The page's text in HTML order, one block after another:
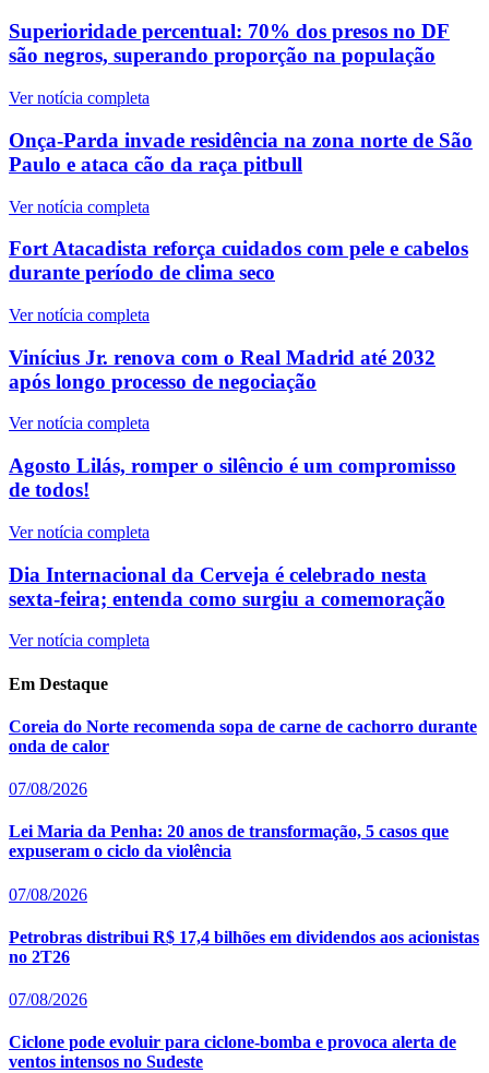
Superioridade percentual: 70% dos presos no DF
são negros, superando proporção na população
Ver notícia completa
Onça-Parda invade residência na zona norte de São
Paulo e ataca cão da raça pitbull
Ver notícia completa
Fort Atacadista reforça cuidados com pele e cabelos
durante período de clima seco
Ver notícia completa
Vinícius Jr. renova com o Real Madrid até 2032
após longo processo de negociação
Ver notícia completa
Agosto Lilás, romper o silêncio é um compromisso
de todos!
Ver notícia completa
Dia Internacional da Cerveja é celebrado nesta
sexta-feira; entenda como surgiu a comemoração
Ver notícia completa
Em Destaque
Coreia do Norte recomenda sopa de carne de cachorro durante
onda de calor
07/08/2026
Lei Maria da Penha: 20 anos de transformação, 5 casos que
expuseram o ciclo da violência
07/08/2026
Petrobras distribui R$ 17,4 bilhões em dividendos aos acionistas
no 2T26
07/08/2026
Ciclone pode evoluir para ciclone-bomba e provoca alerta de
ventos intensos no Sudeste